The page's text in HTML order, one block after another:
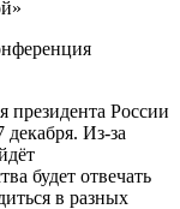
президента России
декабря. Из-за
будет отвечать
в разных